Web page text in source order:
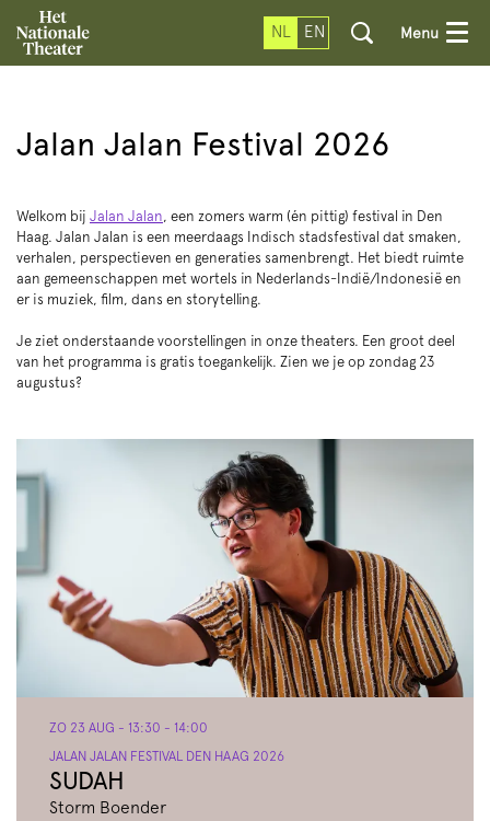
NL EN Menu
Jalan Jalan Festival 2026
Welkom bij Jalan Jalan, een zomers warm (én pittig) festival in Den
Haag. Jalan Jalan is een meerdaags Indisch stadsfestival dat smaken,
verhalen, perspectieven en generaties samenbrengt. Het biedt ruimte
aan gemeenschappen met wortels in Nederlands-Indië/Indonesië en
er is muziek, film, dans en storytelling.
Je ziet onderstaande voorstellingen in onze theaters. Een groot deel
van het programma is gratis toegankelijk. Zien we je op zondag 23
augustus?
SUDAH
Storm Boender
JALAN JALAN FESTIVAL DEN HAAG 2026
ZO 23 AUG - 13:30 - 14:00